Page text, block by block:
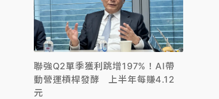
聯強Q2單季獲利跳增197%！AI帶
動營運槓桿發酵 上半年每賺4.12
元